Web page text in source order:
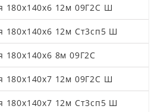
180х140х6 12м 09Г2С Ш
180х140х6 12м Ст3сп5 Ш
180х140х6 8м 09Г2С
180х140х7 12м 09Г2С Ш
180х140х7 12м Ст3сп5 Ш